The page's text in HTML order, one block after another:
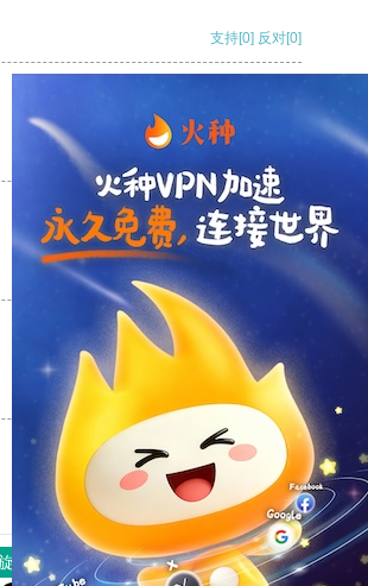
支持[0] 反对[0]
反对
反对[0]
风加速度器 外网网址导航 软件中心